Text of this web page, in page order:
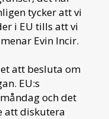
tycker att vi
i EU tills att vi
Evin Incir.
att besluta om
EU:s
och det
att diskutera